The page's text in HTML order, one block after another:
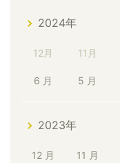
2024年
12月 11月
6 月 5 月
2023年
12 月 11 月